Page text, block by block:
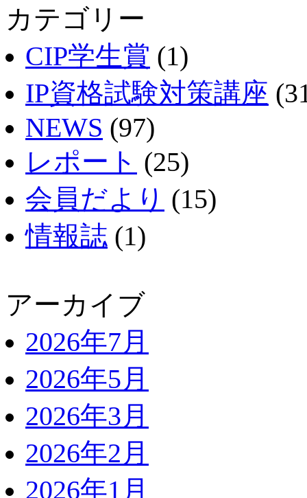
カテゴリー
CIP学生賞 (1)
IP資格試験対策講座
NEWS (97)
レポート (25)
会員だより (15)
情報誌 (1)
アーカイブ
2026年7月
2026年5月
2026年3月
2026年2月
2026年1月